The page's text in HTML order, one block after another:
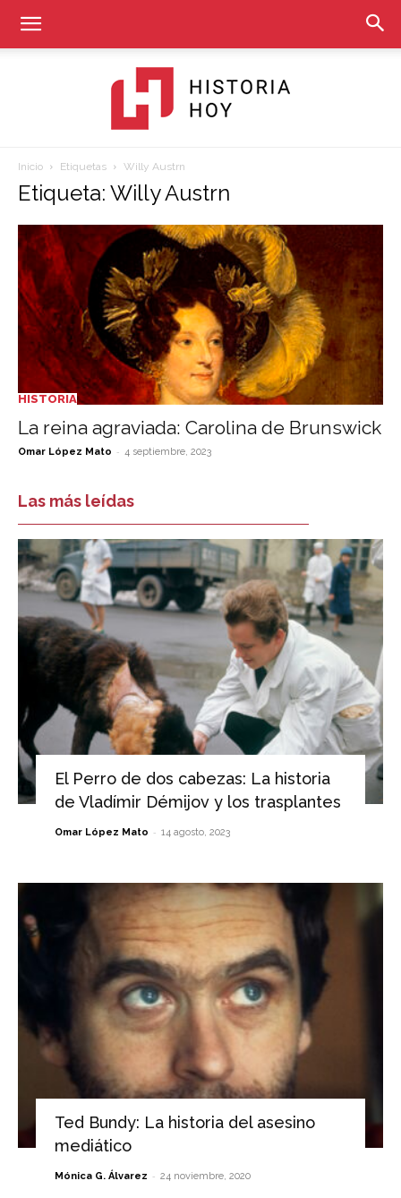
Hoy
Inicio Etiquetas Willy Austrn
Etiqueta: Willy Austrn
HISTORIA
La reina agraviada: Carolina de Brunswick
Omar López Mato - 4 septiembre, 2023
Las más leídas
El Perro de dos cabezas: La historia
de Vladímir Démijov y los trasplantes
Omar López Mato - 14 agosto, 2023
Ted Bundy: La historia del asesino
mediático
Mónica G. Álvarez - 24 noviembre, 2020